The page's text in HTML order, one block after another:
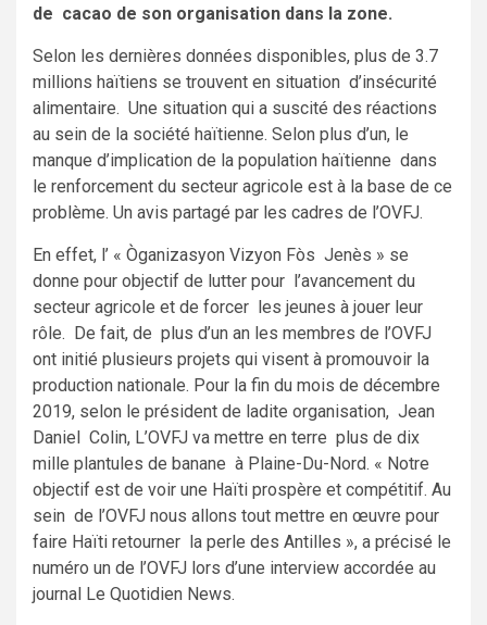
de cacao de son organisation dans la zone.
Selon les dernières données disponibles, plus de 3.7
millions haïtiens se trouvent en situation d’insécurité
alimentaire. Une situation qui a suscité des réactions
au sein de la société haïtienne. Selon plus d’un, le
manque d’implication de la population haïtienne dans
le renforcement du secteur agricole est à la base de ce
problème. Un avis partagé par les cadres de l’OVFJ.
En effet, l’ « Òganizasyon Vizyon Fòs Jenès » se
donne pour objectif de lutter pour l’avancement du
secteur agricole et de forcer les jeunes à jouer leur
rôle. De fait, de plus d’un an les membres de l’OVFJ
ont initié plusieurs projets qui visent à promouvoir la
production nationale. Pour la fin du mois de décembre
2019, selon le président de ladite organisation, Jean
Daniel Colin, L’OVFJ va mettre en terre plus de dix
mille plantules de banane à Plaine-Du-Nord. « Notre
objectif est de voir une Haïti prospère et compétitif. Au
sein de l’OVFJ nous allons tout mettre en œuvre pour
faire Haïti retourner la perle des Antilles », a précisé le
numéro un de l’OVFJ lors d’une interview accordée au
journal Le Quotidien News.